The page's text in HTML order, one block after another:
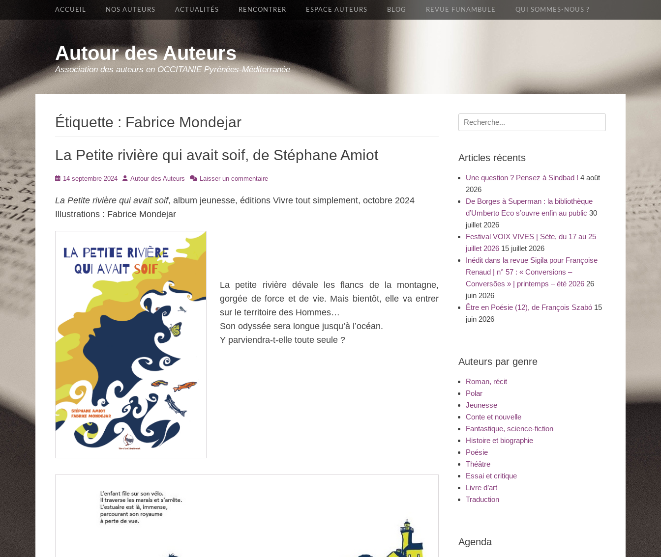
Autour des Auteurs
Association des auteurs en OCCITANIE Pyrénées-Méditerranée
Premier Menu
Aller
ACCUEIL NOS AUTEURS ACTUALITÉS RENCONTRER ESPACE AUTEURS BLOG REVUE FUNAMBULE QUI SOMMES-NOUS ?
Étiquette : Fabrice Mondejar
La Petite rivière qui avait soif, de Stéphane Amiot
Posté14 septembre 2024 Auteur
Autour des Auteurs Laisser un commentaire
La Petite rivière qui avait soif, album jeunesse, éditions Vivre tout simplement, octobre 2024
Illustrations : Fabrice Mondejar
La petite rivière dévale les flancs de la montagne,
gorgée de force et de vie. Mais bientôt, elle va entrer
sur le territoire des Hommes…
Son odyssée sera longue jusqu’à l’océan.
Y parviendra-t-elle toute seule ?
Recherche
pour
Articles récents
Une question ? Pensez à Sindbad ! 4 août
2026
De Borges à Superman : la bibliothèque
d’Umberto Eco s’ouvre enfin au public 30
juillet 2026
Festival VOIX VIVES | Sète, du 17 au 25
juillet 2026 15 juillet 2026
Inédit dans la revue Sigila pour Françoise
Renaud | n° 57 : « Conversions –
Conversões » | printemps – été 2026 26
juin 2026
Être en Poésie (12), de François Szabó 15
juin 2026
Auteurs par genre
Roman, récit
Polar
Jeunesse
Conte et nouvelle
Fantastique, science-fiction
Histoire et biographie
Poésie
Théâtre
Essai et critique
Livre d’art
Traduction
Agenda